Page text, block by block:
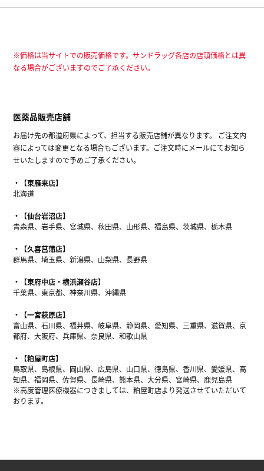
※価格は当サイトでの販売価格です。サンドラッグ各店の店頭価格とは異
なる場合がございますのでご了承ください。
医薬品販売店舗
お届け先の都道府県によって、担当する販売店舗が異なります。 ご注文内
容によっては変更となる場合もございます。ご注文時にメールにてお知ら
せいたしますので予めご了承ください。
【東雁来店】
北海道
【仙台岩沼店】
青森県、岩手県、宮城県、秋田県、山形県、福島県、茨城県、栃木県
【久喜菖蒲店】
群馬県、埼玉県、新潟県、山梨県、長野県
【東府中店・横浜瀬谷店】
千葉県、東京都、神奈川県、沖縄県
【一宮萩原店】
富山県、石川県、福井県、岐阜県、静岡県、愛知県、三重県、滋賀県、京
都府、大阪府、兵庫県、奈良県、和歌山県
【粕屋町店】
鳥取県、島根県、岡山県、広島県、山口県、徳島県、香川県、愛媛県、高
知県、福岡県、佐賀県、長崎県、熊本県、大分県、宮崎県、鹿児島県
※高度管理医療機器につきましては、粕屋町店より発送させていただいて
おります。